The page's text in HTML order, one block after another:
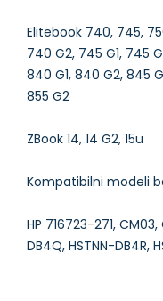
Elitebook 740, 745,
740 G2, 745 G1, 745
840 G1, 840 G2, 845
855 G2
ZBook 14, 14 G2, 15u
Kompatibilni modeli
HP 716723-271,
DB4Q, HSTNN-DB4R,